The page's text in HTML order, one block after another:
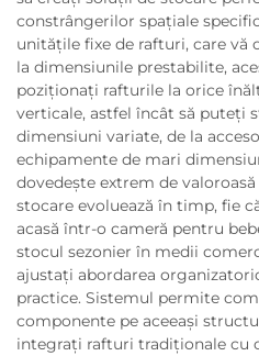
constrângerilor spațiale
unitățile fixe de rafturi, care vă
la dimensiunile prestabilite,
poziționați rafturile la orice
verticale, astfel încât să puteți
dimensiuni variate, de la
echipamente de mari
dovedește extrem de
stocare evoluează în timp, fie
acasă într-o cameră pentru
stocul sezonier în medii
ajustați abordarea
practice. Sistemul permite
componente pe aceeași
integrați rafturi tradiționale cu